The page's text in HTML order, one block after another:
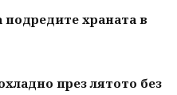
подредите храната в
през лятото без